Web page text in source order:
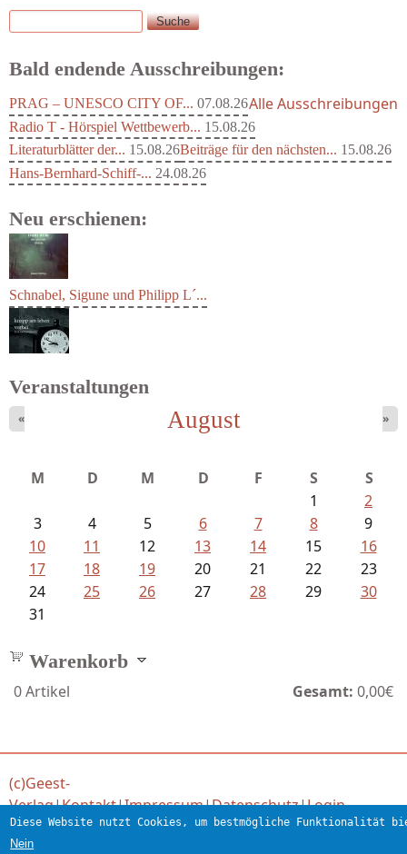
Suchformular
Suche
Bald endende Ausschreibungen:
PRAG – UNESCO CITY OF... 07.08.26
Radio T - Hörspiel Wettbewerb... 15.08.26
Literaturblätter der... 15.08.26Beiträge für den nächsten... 15.08.26
Hans-Bernhard-Schiff-... 24.08.26
Alle Ausschreibungen
Neu erschienen:
Schnabel, Sigune und Philipp L´...
Schaffelhofer, Jörg - knapp am...
Veranstaltungen
August
« »
M D M D F S
S
1
2
3
4 5 6 7 8
9
10
11 12 13 14 15
16
17
18 19 20 21 22
23
24
25 26 27 28 29
30
31
Warenkorb
0Artikel Gesamt: 0,00€
(c)Geest-
Verlag|Kontakt|Impressum|Datenschutz|Login
Diese Website nutzt Cookies, um bestmögliche Funktionalität
Nein